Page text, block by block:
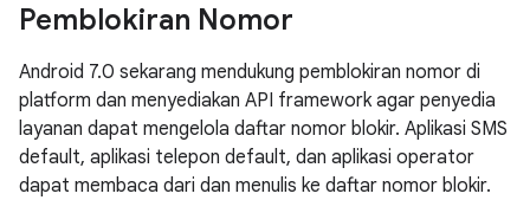
Pemblokiran Nomor
Android 7.0 sekarang mendukung pemblokiran nomor di
platform dan menyediakan API framework agar penyedia
layanan dapat mengelola daftar nomor blokir. Aplikasi SMS
default, aplikasi telepon default, dan aplikasi operator
dapat membaca dari dan menulis ke daftar nomor blokir.